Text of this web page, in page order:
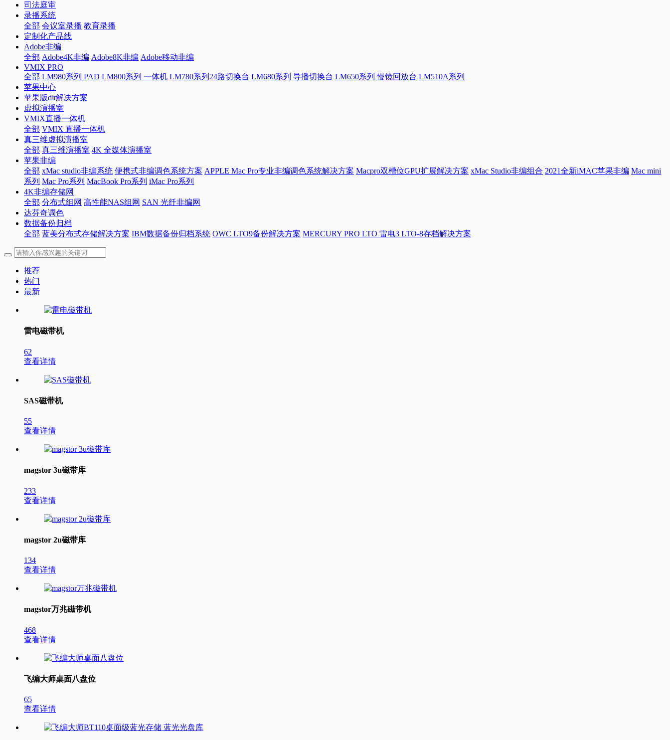
司法庭审
录播系统
全部 会议室录播 教育录播
定制化产品线
Adobe非编
全部 Adobe4K非编 Adobe8K非编 Adobe移动非编
VMIX PRO
全部 LM980系列 PAD LM800系列 一体机 LM780系列24路切换台 LM680系列 导播切换台 LM650系列 慢镜回放台 LM510A系列
苹果中心
苹果版dit解决方案
虚拟演播室
VMIX直播一体机
全部 VMIX 直播一体机
真三维虚拟演播室
全部 真三维演播室 4K 全媒体演播室
苹果非编
全部 xMac studio非编系统 便携式非编调色系统方案 APPLE Mac Pro专业非编调色系统解决方案 Macpro双槽位GPU扩展解决方案 xMac Studio非编组合 2021全新iMAC苹果非编 Mac mini
系列 Mac Pro系列 MacBook Pro系列 iMac Pro系列
4K非编存储网
全部 分布式组网 高性能NAS组网 SAN 光纤非编网
达芬奇调色
数据备份归档
全部 蓝美分布式存储解决方案 IBM数据备份归档系统 OWC LTO9备份解决方案 MERCURY PRO LTO 雷电3 LTO-8存档解决方案
推荐
热门
最新
雷电磁带机
62
查看详情
SAS磁带机
55
查看详情
magstor 3u磁带库
233
查看详情
magstor 2u磁带库
134
查看详情
magstor万兆磁带机
468
查看详情
飞编大师桌面八盘位
65
查看详情